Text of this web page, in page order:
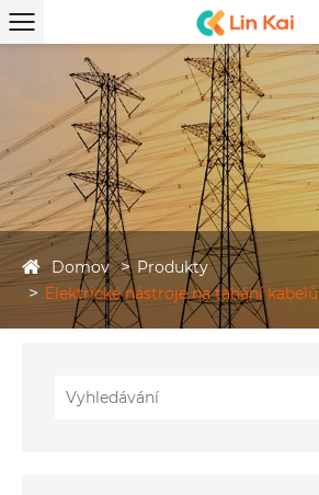
Domov
Produkty
Elektrické nástroje na tahání kabelů